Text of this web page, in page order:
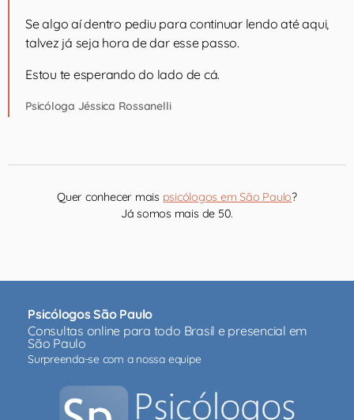
Se algo aí dentro pediu para continuar lendo até aqui,
talvez já seja hora de dar esse passo.
Estou te esperando do lado de cá.
Psicóloga Jéssica Rossanelli
Quer conhecer mais psicólogos em São Paulo?
Já somos mais de 50.
Psicólogos São Paulo
Consultas online para todo Brasil e presencial em
São Paulo
Surpreenda-se com a nossa equipe